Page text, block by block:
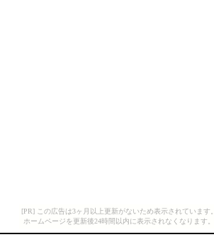
[PR] この広告は3ヶ月以上更新がないため表示されています。
ホームページを更新後24時間以内に表示されなくなります。